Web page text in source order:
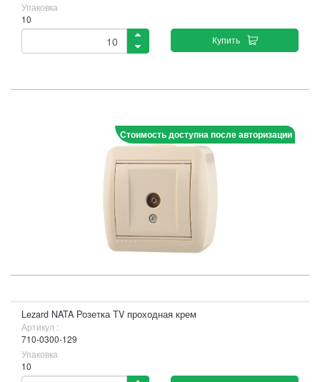
Упаковка
10
Купить
Стоимость доступна после авторизации
Lezard NATA Розетка ТV проходная крем
Артикул :
710-0300-129
Упаковка
10